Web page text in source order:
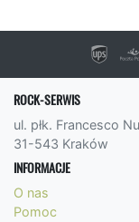
ROCK-SERWIS
ul. płk. Francesco
31-543 Kraków
INFORMACJE
O nas
Pomoc